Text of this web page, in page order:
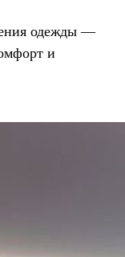
одежды —
и